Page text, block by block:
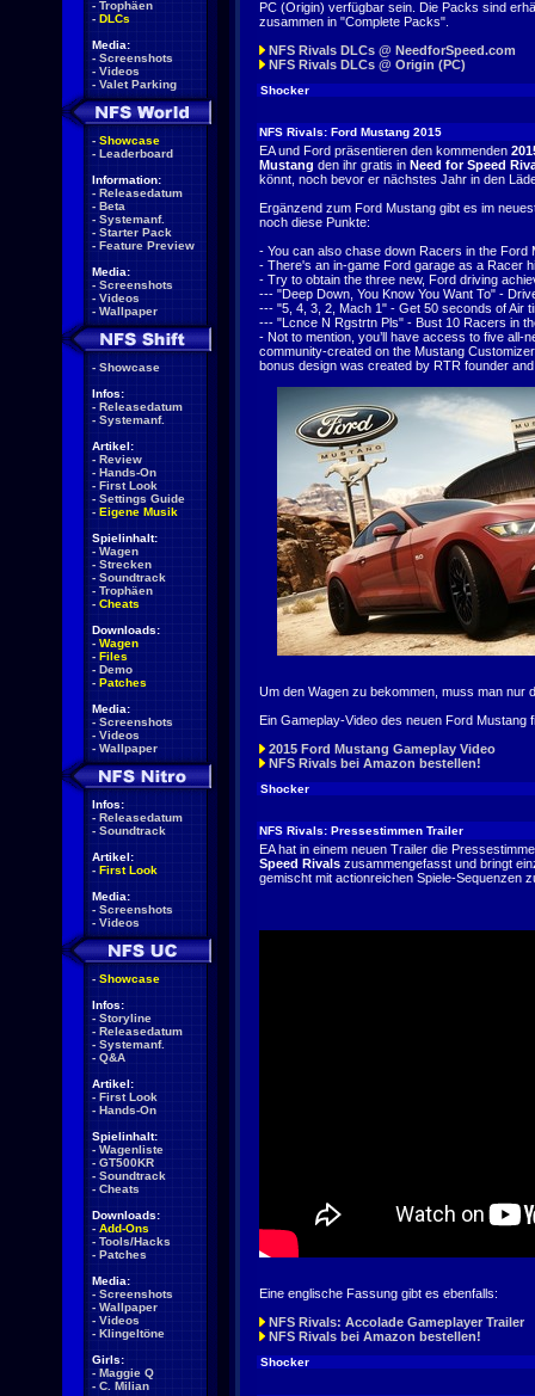
- Trophäen
- DLCs
Media:
- Screenshots
- Videos
- Valet Parking
- Showcase
- Leaderboard
Information:
- Releasedatum
- Beta
- Systemanf.
- Starter Pack
- Feature Preview
Media:
- Screenshots
- Videos
- Wallpaper
- Showcase
Infos:
- Releasedatum
- Systemanf.
Artikel:
- Review
- Hands-On
- First Look
- Settings Guide
- Eigene Musik
Spielinhalt:
- Wagen
- Strecken
- Soundtrack
- Trophäen
- Cheats
Downloads:
- Wagen
- Files
- Demo
- Patches
Media:
- Screenshots
- Videos
- Wallpaper
Infos:
- Releasedatum
- Soundtrack
Artikel:
- First Look
Media:
- Screenshots
- Videos
- Showcase
Infos:
- Storyline
- Releasedatum
- Systemanf.
- Q&A
Artikel:
- First Look
- Hands-On
Spielinhalt:
- Wagenliste
- GT500KR
- Soundtrack
- Cheats
Downloads:
- Add-Ons
- Tools/Hacks
- Patches
Media:
- Screenshots
- Wallpaper
- Videos
- Klingeltöne
Girls:
- Maggie Q
- C. Milian
PC (Origin) verfügbar sein. Die Packs sind
zusammen in "Complete Packs".
NFS Rivals DLCs @ NeedforSpeed.com
NFS Rivals DLCs @ Origin (PC)
Shocker
NFS Rivals: Ford Mustang 2015
EA und Ford präsentieren den kommenden
Mustang den ihr gratis in Need for Speed
könnt, noch bevor er nächstes Jahr in den
Ergänzend zum Ford Mustang gibt es im
noch diese Punkte:
- You can also chase down Racers in the Ford
- There's an in-game Ford garage as a Racer
- Try to obtain the three new, Ford driving
--- "Deep Down, You Know You Want To" -
--- "5, 4, 3, 2, Mach 1" - Get 50 seconds of Air
--- "Lcnce N Rgstrtn Pls" - Bust 10 Racers in
- Not to mention, you’ll have access to five all-
community-created on the Mustang
bonus design was created by RTR founder
Um den Wagen zu bekommen, muss man nur
Ein Gameplay-Video des neuen Ford Mustang
2015 Ford Mustang Gameplay Video
NFS Rivals bei Amazon bestellen!
Shocker
NFS Rivals: Pressestimmen Trailer
EA hat in einem neuen Trailer die
Speed Rivals zusammengefasst und bringt
gemischt mit actionreichen Spiele-Sequenzen
Eine englische Fassung gibt es ebenfalls:
NFS Rivals: Accolade Gameplayer Trailer
NFS Rivals bei Amazon bestellen!
Shocker